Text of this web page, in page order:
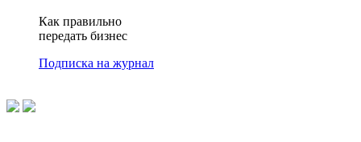
Как правильно
передать бизнес
Подписка на журнал